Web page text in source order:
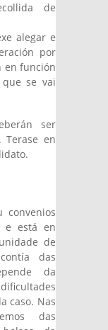
de
alegar e
por
en función
se vai
ser
Terase en
convenios
e está en
de
das
da
caso. Nas
das